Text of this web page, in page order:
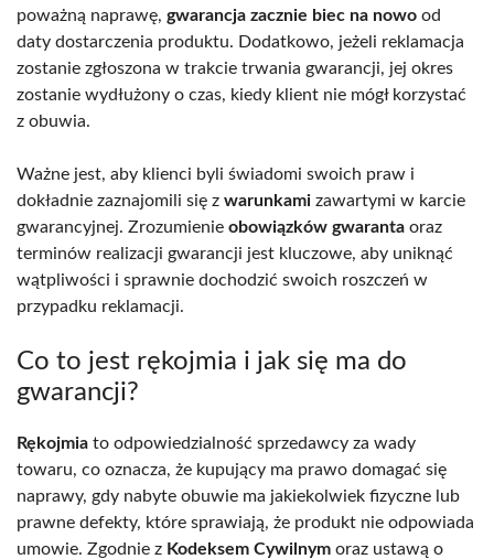
poważną naprawę, gwarancja zacznie biec na nowo od
daty dostarczenia produktu. Dodatkowo, jeżeli reklamacja
zostanie zgłoszona w trakcie trwania gwarancji, jej okres
zostanie wydłużony o czas, kiedy klient nie mógł korzystać
z obuwia.
Ważne jest, aby klienci byli świadomi swoich praw i
dokładnie zaznajomili się z warunkami zawartymi w karcie
gwarancyjnej. Zrozumienie obowiązków gwaranta oraz
terminów realizacji gwarancji jest kluczowe, aby uniknąć
wątpliwości i sprawnie dochodzić swoich roszczeń w
przypadku reklamacji.
Co to jest rękojmia i jak się ma do
gwarancji?
Rękojmia to odpowiedzialność sprzedawcy za wady
towaru, co oznacza, że kupujący ma prawo domagać się
naprawy, gdy nabyte obuwie ma jakiekolwiek fizyczne lub
prawne defekty, które sprawiają, że produkt nie odpowiada
umowie. Zgodnie z Kodeksem Cywilnym oraz ustawą o